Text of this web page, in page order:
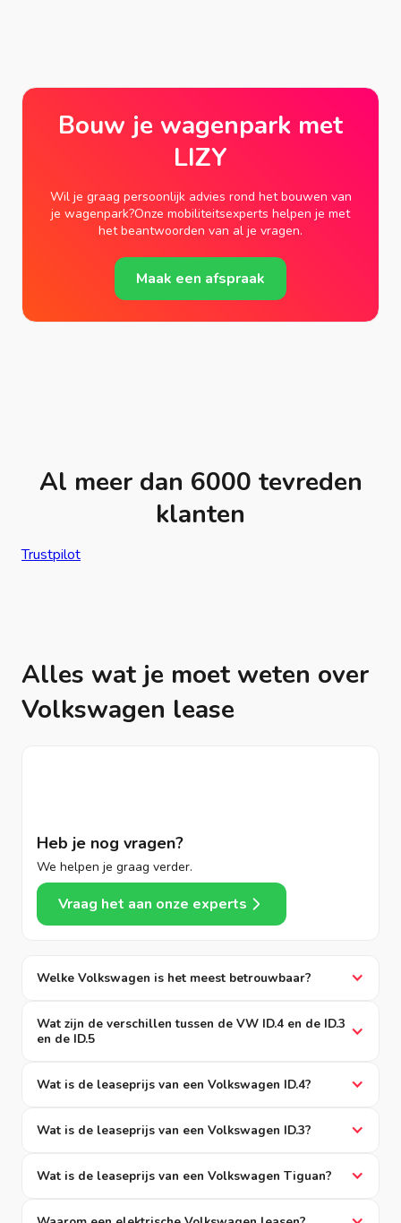
Bouw je wagenpark met
LIZY
Wil je graag persoonlijk advies rond het bouwen van
je wagenpark?Onze mobiliteitsexperts helpen je met
het beantwoorden van al je vragen.
Maak een afspraak
Al meer dan 6000 tevreden
klanten
Trustpilot
Alles wat je moet weten over
Volkswagen lease
Heb je nog vragen?
We helpen je graag verder.
Vraag het aan onze experts
Welke Volkswagen is het meest betrouwbaar?
Wat zijn de verschillen tussen de VW ID.4 en de ID.3
en de ID.5
Wat is de leaseprijs van een Volkswagen ID.4?
Wat is de leaseprijs van een Volkswagen ID.3?
Wat is de leaseprijs van een Volkswagen Tiguan?